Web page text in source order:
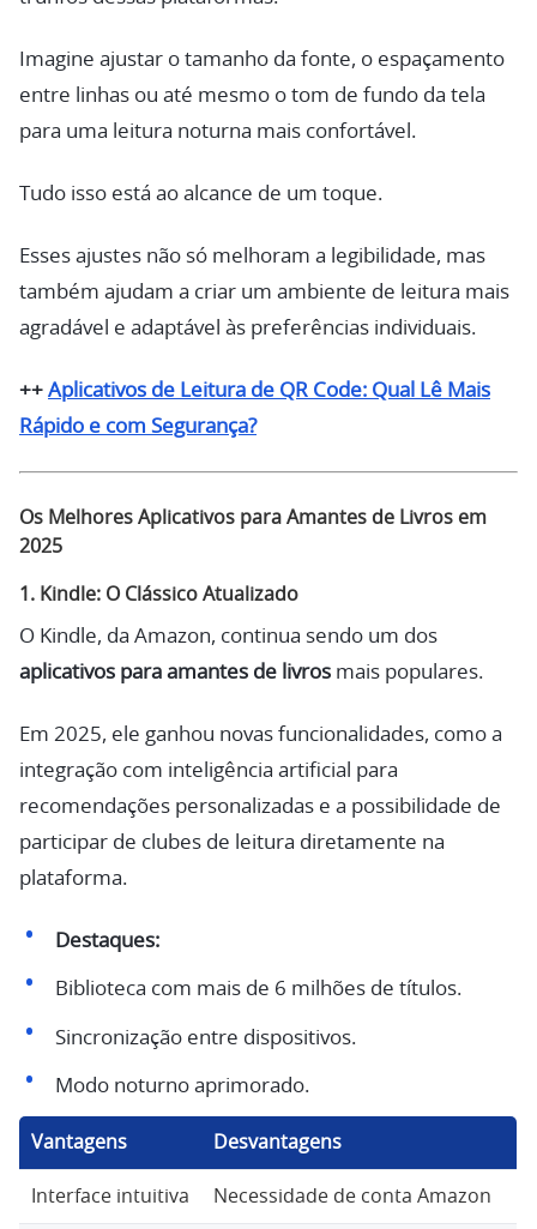
Imagine ajustar o tamanho da fonte, o espaçamento
entre linhas ou até mesmo o tom de fundo da tela
para uma leitura noturna mais confortável.
Tudo isso está ao alcance de um toque.
Esses ajustes não só melhoram a legibilidade, mas
também ajudam a criar um ambiente de leitura mais
agradável e adaptável às preferências individuais.
++ Aplicativos de Leitura de QR Code: Qual Lê Mais
Rápido e com Segurança?
Os Melhores Aplicativos para Amantes de Livros em
2025
1. Kindle: O Clássico Atualizado
O Kindle, da Amazon, continua sendo um dos
aplicativos para amantes de livros mais populares.
Em 2025, ele ganhou novas funcionalidades, como a
integração com inteligência artificial para
recomendações personalizadas e a possibilidade de
participar de clubes de leitura diretamente na
plataforma.
Destaques:
Biblioteca com mais de 6 milhões de títulos.
Sincronização entre dispositivos.
Modo noturno aprimorado.
Vantagens Desvantagens
Interface intuitiva Necessidade de conta Amazon